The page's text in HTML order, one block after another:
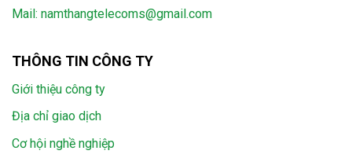
Mail: namthangtelecoms@gmail.com
THÔNG TIN CÔNG TY
Giới thiệu công ty
Địa chỉ giao dịch
Cơ hội nghề nghiệp